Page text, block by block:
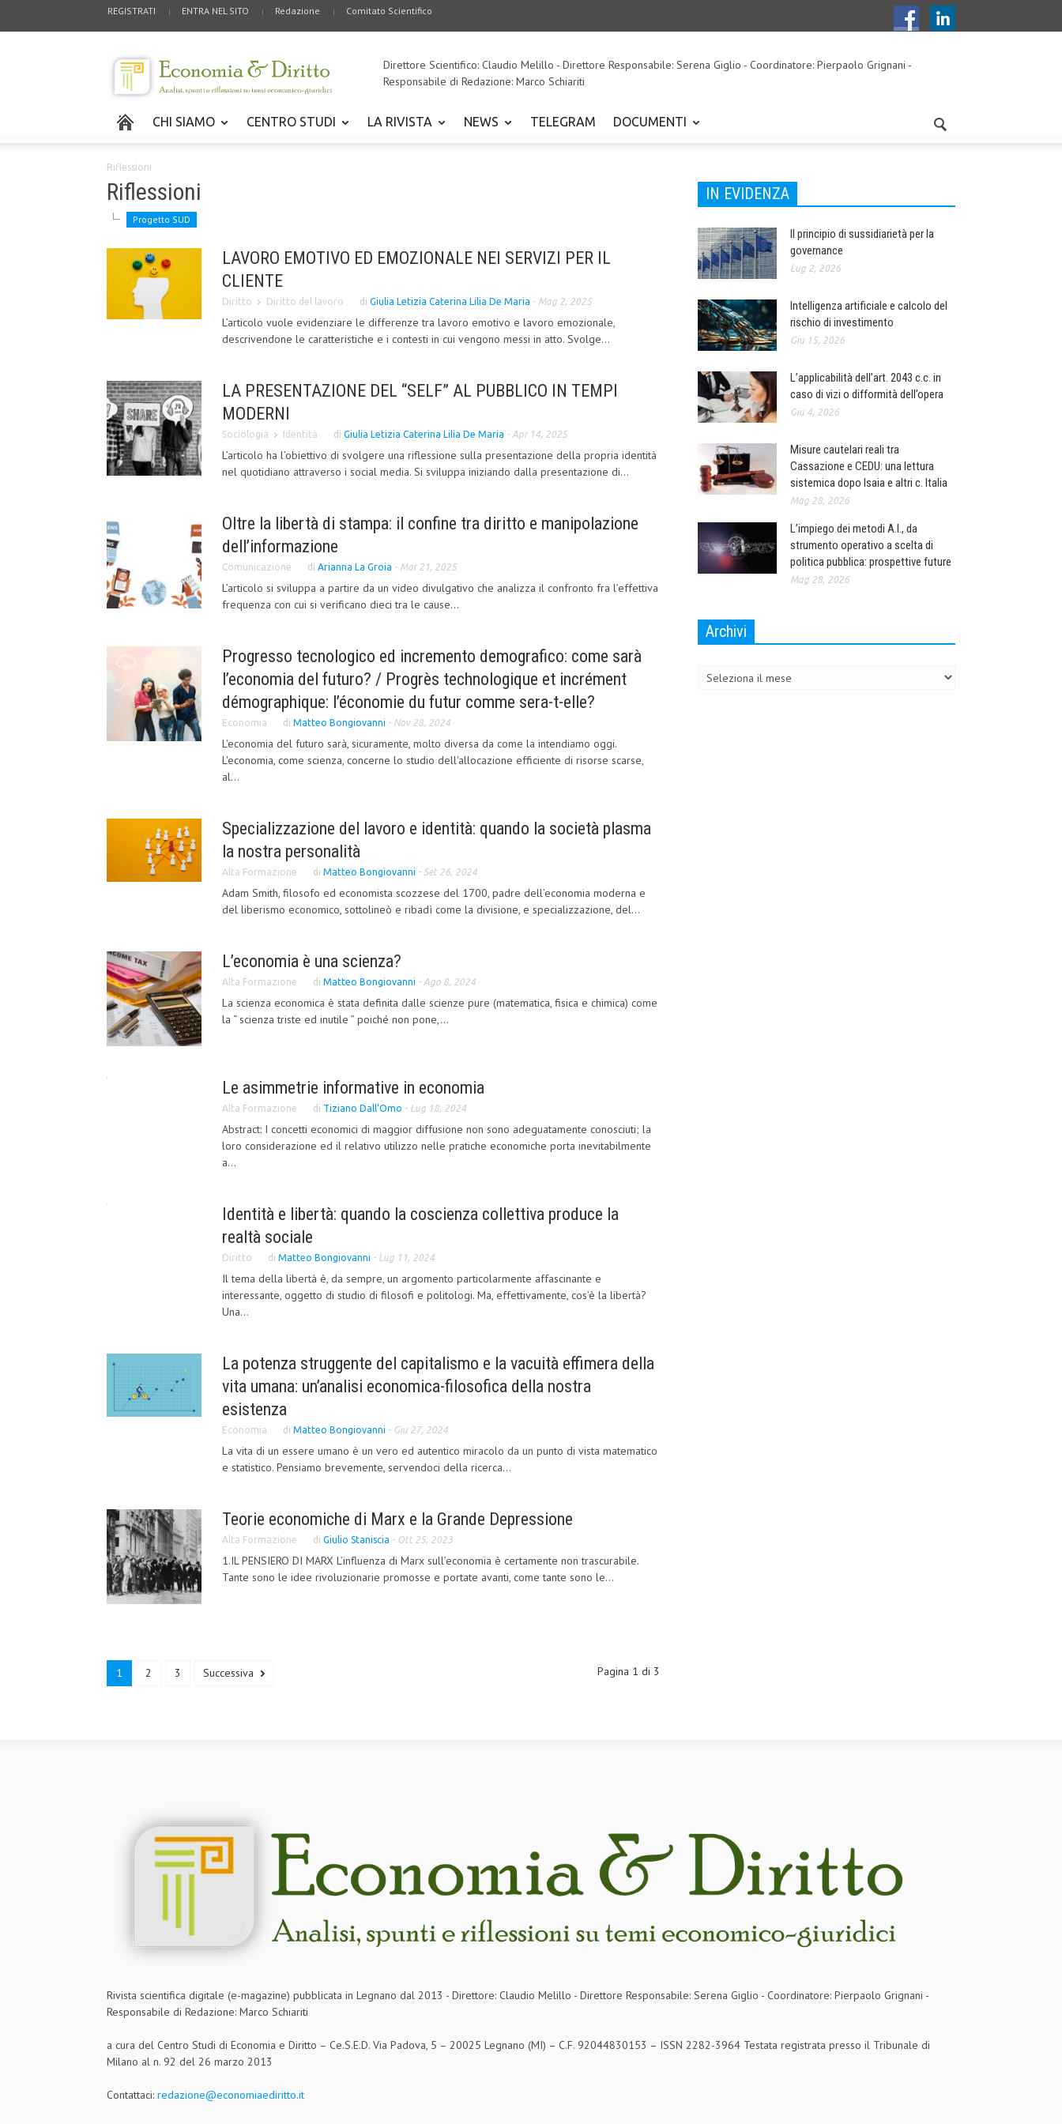
REGISTRATI ENTRA NEL SITO Redazione Comitato Scientifico
Direttore Scientifico: Claudio Melillo - Direttore Responsabile: Serena Giglio - Coordinatore: Pierpaolo Grignani -
Responsabile di Redazione: Marco Schiariti
CHI SIAMO CENTRO STUDI LA RIVISTA NEWS TELEGRAM DOCUMENTI
Riflessioni
Riflessioni
Progetto SUD
LAVORO EMOTIVO ED EMOZIONALE NEI SERVIZI PER IL
CLIENTE
Diritto Diritto del lavoro di Giulia Letizia Caterina Lilia De Maria - Mag 2, 2025
L’articolo vuole evidenziare le differenze tra lavoro emotivo e lavoro emozionale,
descrivendone le caratteristiche e i contesti in cui vengono messi in atto. Svolge...
LA PRESENTAZIONE DEL “SELF” AL PUBBLICO IN TEMPI
MODERNI
Sociologia Identità di Giulia Letizia Caterina Lilia De Maria - Apr 14, 2025
L’articolo ha l’obiettivo di svolgere una riflessione sulla presentazione della propria identità
nel quotidiano attraverso i social media. Si sviluppa iniziando dalla presentazione di...
Oltre la libertà di stampa: il confine tra diritto e manipolazione
dell’informazione
Comunicazione di Arianna La Groia - Mar 21, 2025
L’articolo si sviluppa a partire da un video divulgativo che analizza il confronto fra l’effettiva
frequenza con cui si verificano dieci tra le cause...
Progresso tecnologico ed incremento demografico: come sarà
l’economia del futuro? / Progrès technologique et incrément
démographique: l’économie du futur comme sera-t-elle?
Economia di Matteo Bongiovanni - Nov 28, 2024
L'economia del futuro sarà, sicuramente, molto diversa da come la intendiamo oggi.
L'economia, come scienza, concerne lo studio dell'allocazione efficiente di risorse scarse,
al...
Specializzazione del lavoro e identità: quando la società plasma
la nostra personalità
Alta Formazione di Matteo Bongiovanni - Set 26, 2024
Adam Smith, filosofo ed economista scozzese del 1700, padre dell’economia moderna e
del liberismo economico, sottolineò e ribadì come la divisione, e specializzazione, del...
L’economia è una scienza?
Alta Formazione di Matteo Bongiovanni - Ago 8, 2024
La scienza economica è stata definita dalle scienze pure (matematica, fisica e chimica) come
la “ scienza triste ed inutile ” poiché non pone,...
Le asimmetrie informative in economia
Alta Formazione di Tiziano Dall'Omo - Lug 18, 2024
Abstract: I concetti economici di maggior diffusione non sono adeguatamente conosciuti; la
loro considerazione ed il relativo utilizzo nelle pratiche economiche porta inevitabilmente
a...
Identità e libertà: quando la coscienza collettiva produce la
realtà sociale
Diritto di Matteo Bongiovanni - Lug 11, 2024
Il tema della libertà è, da sempre, un argomento particolarmente affascinante e
interessante, oggetto di studio di filosofi e politologi. Ma, effettivamente, cos’è la libertà?
Una...
La potenza struggente del capitalismo e la vacuità effimera della
vita umana: un’analisi economica-filosofica della nostra
esistenza
Economia di Matteo Bongiovanni - Giu 27, 2024
La vita di un essere umano è un vero ed autentico miracolo da un punto di vista matematico
e statistico. Pensiamo brevemente, servendoci della ricerca...
Teorie economiche di Marx e la Grande Depressione
Alta Formazione di Giulio Staniscia - Ott 25, 2023
1.IL PENSIERO DI MARX L’influenza di Marx sull’economia è certamente non trascurabile.
Tante sono le idee rivoluzionarie promosse e portate avanti, come tante sono le...
1 2 3 Successiva Pagina 1 di 3
IN EVIDENZA
Il principio di sussidiarietà per la
governance
Lug 2, 2026
Intelligenza artificiale e calcolo del
rischio di investimento
Giu 15, 2026
L’applicabilità dell’art. 2043 c.c. in
caso di vizi o difformità dell’opera
Giu 4, 2026
Misure cautelari reali tra
Cassazione e CEDU: una lettura
sistemica dopo Isaia e altri c. Italia
Mag 28, 2026
L’impiego dei metodi A.I., da
strumento operativo a scelta di
politica pubblica: prospettive future
Mag 28, 2026
Archivi
Rivista scientifica digitale (e-magazine) pubblicata in Legnano dal 2013 - Direttore: Claudio Melillo - Direttore Responsabile: Serena Giglio - Coordinatore: Pierpaolo Grignani -
Responsabile di Redazione: Marco Schiariti
a cura del Centro Studi di Economia e Diritto – Ce.S.E.D. Via Padova, 5 – 20025 Legnano (MI) – C.F. 92044830153 – ISSN 2282-3964 Testata registrata presso il Tribunale di
Milano al n. 92 del 26 marzo 2013
Contattaci: redazione@economiaediritto.it